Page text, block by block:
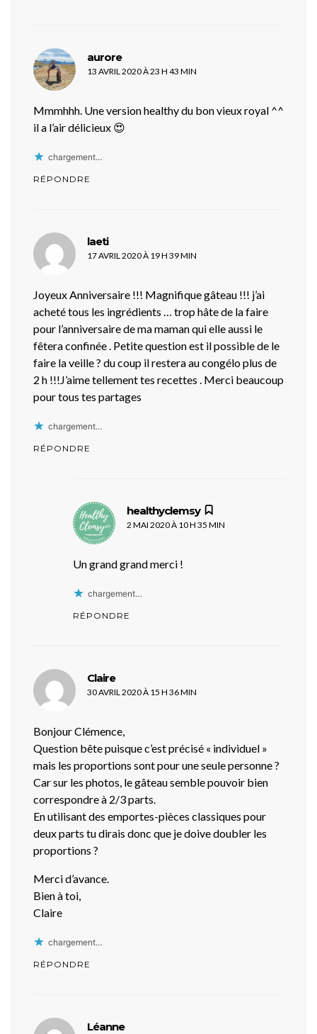
auroredit :
13 AVRIL 2020 À 23 H 43 MIN
Mmmhhh. Une version healthy du bon vieux royal ^^
il a l’air délicieux 😍
chargement…
RÉPONDRE
laetidit :
17 AVRIL 2020 À 19 H 39 MIN
Joyeux Anniversaire !!! Magnifique gâteau !!! j’ai
acheté tous les ingrédients … trop hâte de la faire
pour l’anniversaire de ma maman qui elle aussi le
fêtera confinée . Petite question est il possible de le
faire la veille ? du coup il restera au congélo plus de
2 h !!!J’aime tellement tes recettes . Merci beaucoup
pour tous tes partages
chargement…
RÉPONDRE
healthyclemsy
2 MAI 2020 À 10 H 35 MIN
Un grand grand merci !
chargement…
RÉPONDRE
Clairedit :
30 AVRIL 2020 À 15 H 36 MIN
Bonjour Clémence,
Question bête puisque c’est précisé « individuel »
mais les proportions sont pour une seule personne ?
Car sur les photos, le gâteau semble pouvoir bien
correspondre à 2/3 parts.
En utilisant des emportes-pièces classiques pour
deux parts tu dirais donc que je doive doubler les
proportions ?
Merci d’avance.
Bien à toi,
Claire
chargement…
RÉPONDRE
Léannedit :